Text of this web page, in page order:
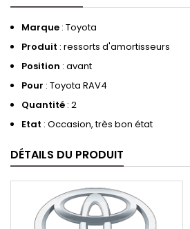
Marque : Toyota
Produit : ressorts d'amortisseurs
Position : avant
Pour : Toyota RAV4
Quantité : 2
Etat : Occasion, très bon état
DÉTAILS DU PRODUIT